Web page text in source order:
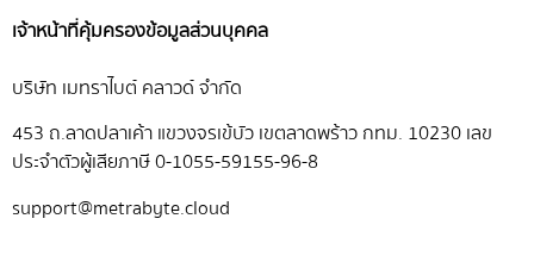
เจ้าหน้าที่คุ้มครองข้อมูลส่วนบุคคล
บริษัท เมทราไบต์ คลาวด์ จำกัด
453 ถ.ลาดปลาเค้า แขวงจรเข้บัว เขตลาดพร้าว กทม. 10230 เลข
ประจำตัวผู้เสียภาษี 0-1055-59155-96-8
support@metrabyte.cloud